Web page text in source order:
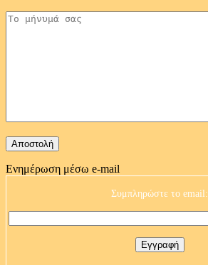
Ενημέρωση μέσω e-mail
Συμπληρώστε το email: